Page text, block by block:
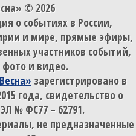
© 2026
о событиях в России,
и мире, прямые эфиры,
участников событий,
и видео.
зарегистрировано в
года, свидетельство о
№ ФС77 – 62791.
не предназначенные